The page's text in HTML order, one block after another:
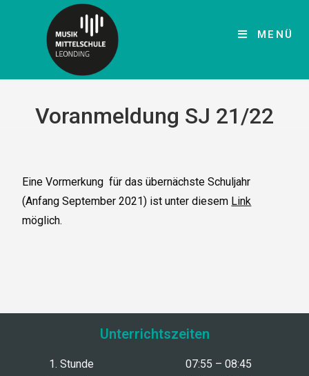
MENÜ
Voranmeldung SJ 21/22
Eine Vormerkung für das übernächste Schuljahr
(Anfang September 2021) ist unter diesem Link
möglich.
Unterrichtszeiten
1. Stunde
07:55 – 08:45